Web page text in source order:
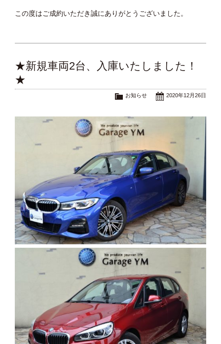
この度はご成約いただき誠にありがとうございました。
★新規車両2台、入庫いたしました！
★
2020年12月26日
お知らせ